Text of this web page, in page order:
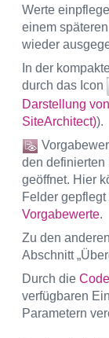
Werte
einem
wieder
In der
durch das Icon
Darstellung
SiteArchitect)).
den definierten
geöffnet. Hier
Felder
Vorgabewerte.
Zu den
Abschnitt
Durch die
verfügbaren
Parametern